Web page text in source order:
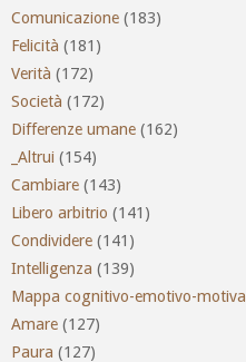
Comunicazione (183)
Felicità (181)
Verità (172)
Società (172)
Differenze umane (162)
_Altrui (154)
Cambiare (143)
Libero arbitrio (141)
Condividere (141)
Intelligenza (139)
Mappa cognitivo-emotivo-motiva
Amare (127)
Paura (127)